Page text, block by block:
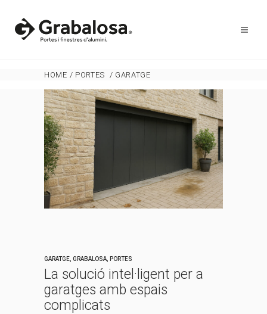
HOME / PORTES / GARATGE
GARATGE GRABALOSA PORTES
La solució intel·ligent per a
garatges amb espais
complicats